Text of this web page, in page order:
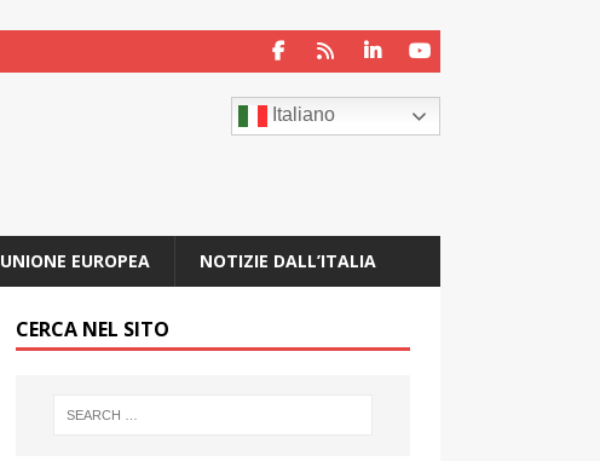
Italiano
UNIONE EUROPEA NOTIZIE DALL’ITALIA
CERCA NEL SITO